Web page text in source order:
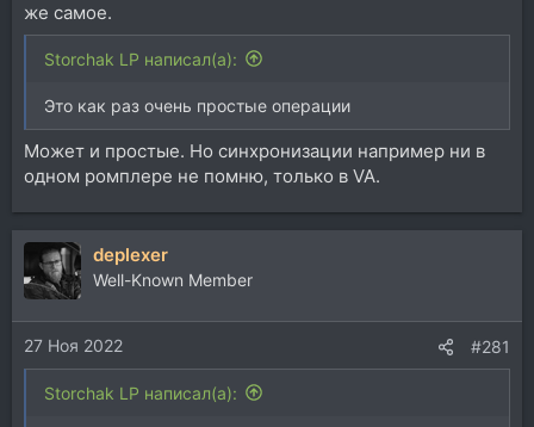
же самое.
Storchak LP написал(а):
Это как раз очень простые операции
Может и простые. Но синхронизации например ни в
одном ромплере не помню, только в VA.
deplexer
Well-Known Member
27 Ноя 2022 #281
Storchak LP написал(а):